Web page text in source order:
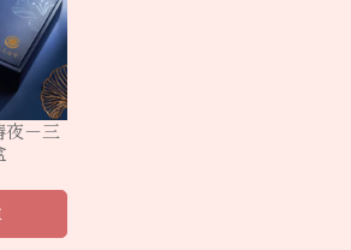
夜－三